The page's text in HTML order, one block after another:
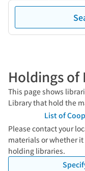
Holdings of
This page shows
Library that hold the
List of
Please contact your
materials or whether
holding libraries.